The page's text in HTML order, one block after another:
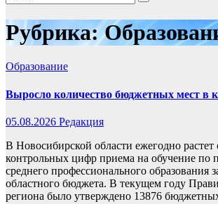
Рубрика:
Образование
Выросло количество бюджетных мест в
05.08.2026 Редакция
В Новосибирской области ежегодно растет
контрольных цифр приема на обучение по
среднего профессионального образования
областного бюджета. В текущем году
региона было утверждено 13876